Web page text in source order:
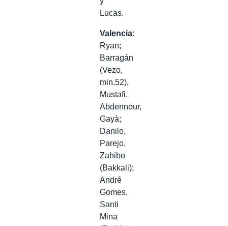
Lucas.
Valencia:
Ryan;
Barragán
(Vezo,
min.52),
Mustafi,
Abdennour,
Gayà;
Danilo,
Parejo,
Zahibo
(Bakkali);
André
Gomes,
Santi
Mina